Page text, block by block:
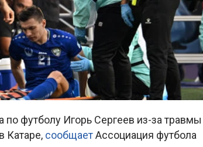
футболу Игорь Сергеев из-за
Катаре, сообщаетАссоциация футбола